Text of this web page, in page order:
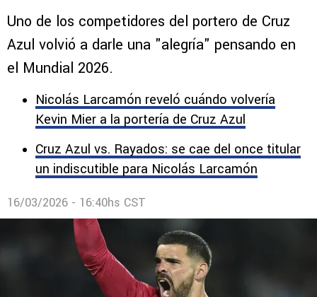
Uno de los competidores del portero de Cruz
Azul volvió a darle una "alegría" pensando en
el Mundial 2026.
Nicolás Larcamón reveló cuándo volvería
Kevin Mier a la portería de Cruz Azul
Cruz Azul vs. Rayados: se cae del once titular
un indiscutible para Nicolás Larcamón
16/03/2026 - 16:40hs CST